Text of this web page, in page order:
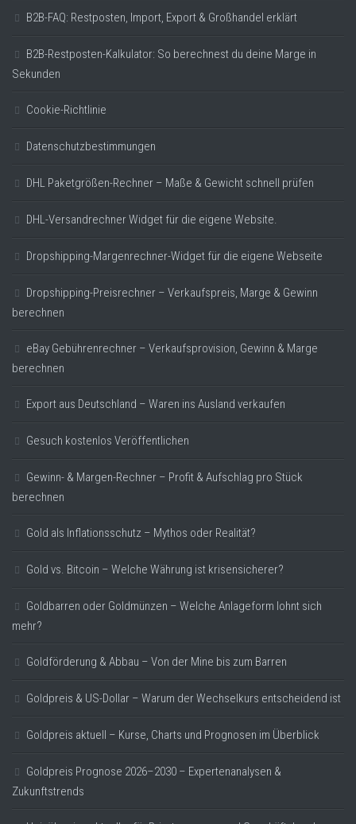
B2B-FAQ: Restposten, Import, Export & Großhandel erklärt
B2B-Restposten-Kalkulator: So berechnest du deine Marge in
Sekunden
Cookie-Richtlinie
Datenschutzbestimmungen
DHL Paketgrößen-Rechner – Maße & Gewicht schnell prüfen
DHL-Versandrechner Widget für die eigene Website.
Dropshipping-Margenrechner-Widget für die eigene Webseite
Dropshipping-Preisrechner – Verkaufspreis, Marge & Gewinn
berechnen
eBay Gebührenrechner – Verkaufsprovision, Gewinn & Marge
berechnen
Export aus Deutschland – Waren ins Ausland verkaufen
Gesuch kostenlos Veröffentlichen
Gewinn- & Margen-Rechner – Profit & Aufschlag pro Stück
berechnen
Gold als Inflationsschutz – Mythos oder Realität?
Gold vs. Bitcoin – Welche Währung ist krisensicherer?
Goldbarren oder Goldmünzen – Welche Anlageform lohnt sich
mehr?
Goldförderung & Abbau – Von der Mine bis zum Barren
Goldpreis & US-Dollar – Warum der Wechselkurs entscheidend ist
Goldpreis aktuell – Kurse, Charts und Prognosen im Überblick
Goldpreis Prognose 2026–2030 – Expertenanalysen &
Zukunftstrends